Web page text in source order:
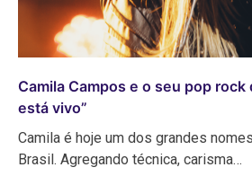
Camila Campos e o seu pop rock
está vivo”
Camila é hoje um dos grandes
Brasil. Agregando técnica, carisma…